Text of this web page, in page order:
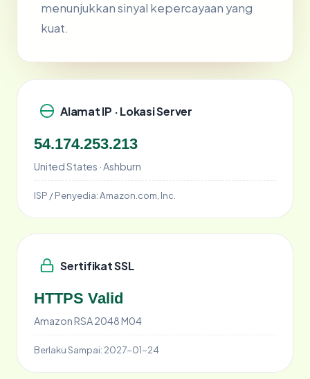
menunjukkan sinyal kepercayaan yang
kuat.
Alamat IP · Lokasi Server
54.174.253.213
United States · Ashburn
ISP / Penyedia:Amazon.com, Inc.
Sertifikat SSL
HTTPS Valid
Amazon RSA 2048 M04
Berlaku Sampai: 2027-01-24